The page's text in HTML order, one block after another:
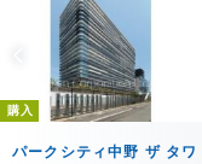
購入
パークシティ中野 ザ タワ